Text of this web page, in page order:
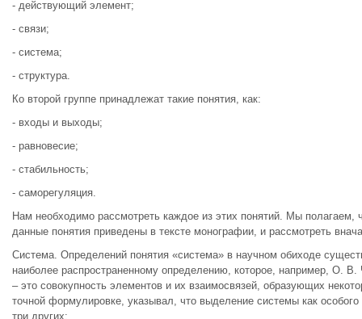
- действующий элемент;
- связи;
- система;
- структура.
Ко второй группе принадлежат такие понятия, как:
- входы и выходы;
- равновесие;
- стабильность;
- саморегуляция.
Нам необходимо рассмотреть каждое из этих понятий. Мы полагаем,
данные понятия приведены в тексте монографии, и рассмотреть
Система. Определений понятия «система» в научном обиходе
наиболее распространенному определению, которое, например, О. В.
– это совокупность элементов и их взаимосвязей, образующих
точной формулировке, указывал, что выделение системы как
три других: